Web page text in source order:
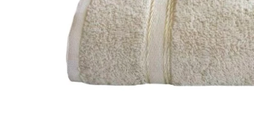
Dětský pokoj
Předsíň, šatna a chodba
Kuchyně
BYTOVÝ TEXTIL
Závěsy a žaluzie
STOLOVÁNÍ A
Jídelní servis
Příbory
Hrnce
Pánve
Jídelní
Zahradní